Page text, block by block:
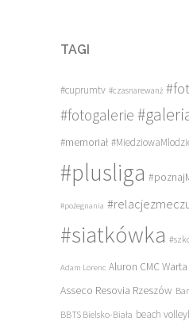
TAGI
#cuprumtv #czasnarewanż
#fotogalerie
#memoriał
#plusliga
#pożegnania
#siatkówka
Adam Lorenc Aluron CMC
Asseco Resovia Rzeszów
BBTS Bielsko-Biała beach